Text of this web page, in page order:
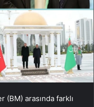
arasında farklı